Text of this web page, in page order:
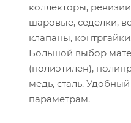
коллекторы,
шаровые, седелки,
клапаны,
Большой выбор
(полиэтилен),
медь, сталь.
параметрам.